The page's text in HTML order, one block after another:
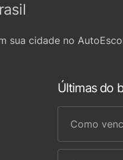
sua cidade no
Últimas do
Como